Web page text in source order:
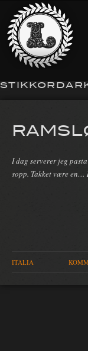
I dag serverer jeg
sopp. Takket være en…
ITALIA